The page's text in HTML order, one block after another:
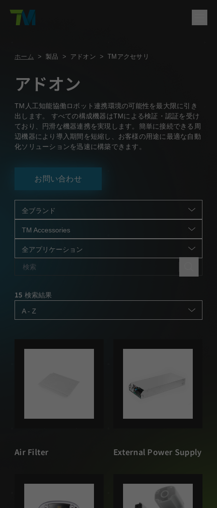
会社概要
ログイン
ホーム > 製品 > アドオン > TMアクセサリ
アドオン
TM人工知能協働ロボット連携環境の可能性を最大限に引き
出します。 すべての構成機器はTMによる検証・認証を受け
ており、円滑な機器連携を実現します。簡単に接続できる周
辺機器により導入期間を短縮し、お客様の用途に最適な自動
化ソリューションを迅速に構築できます。
お問い合わせ
全ブランド
TM Accessories
全アプリケーション
15 検索結果
A - Z
Air Filter External Power Supply